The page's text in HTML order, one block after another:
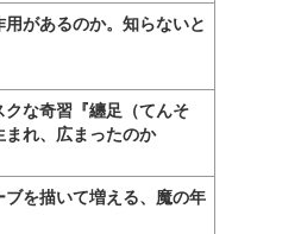
があるのか。知らないと
な奇習『纏足（てんそ
まれ、広まったのか
を描いて増える、魔の年